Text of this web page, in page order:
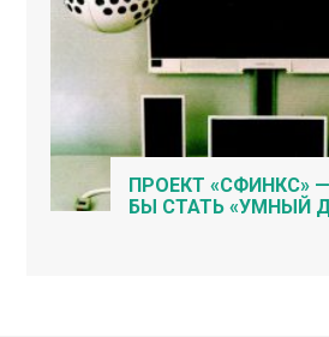
ПРОЕКТ «СФИНКС»
БЫ СТАТЬ «УМНЫЙ